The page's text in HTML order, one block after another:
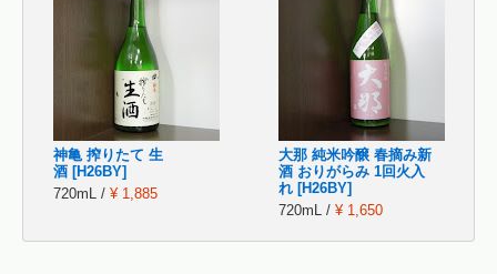
神亀 搾りたて 生
酒 [H26BY]
720mL / ¥ 1,885
大那 純米吟醸 春摘み新
酒 おりがらみ 1回火入
れ [H26BY]
720mL / ¥ 1,650